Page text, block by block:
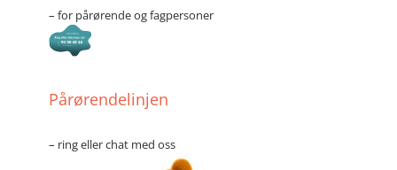
– for pårørende og fagpersoner
Pårørendelinjen
– ring eller chat med oss